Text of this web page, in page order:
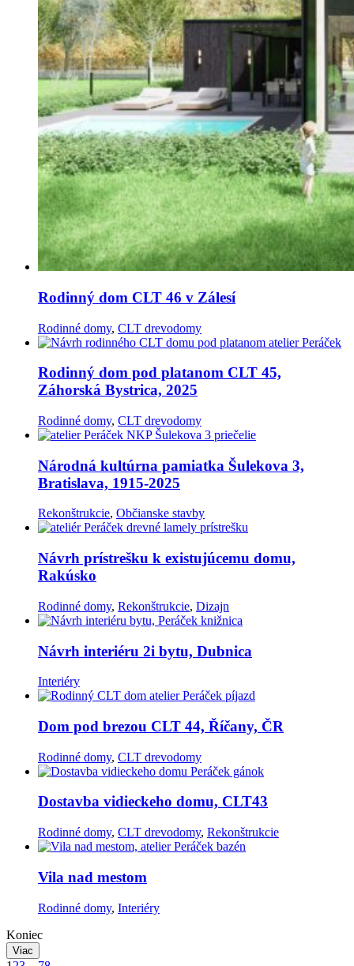
Rodinný dom CLT 46 v Zálesí
Rodinné domy, CLT drevodomy
Rodinný dom pod platanom CLT 45,
Záhorská Bystrica, 2025
Rodinné domy, CLT drevodomy
Národná kultúrna pamiatka Šulekova 3,
Bratislava, 1915-2025
Rekonštrukcie, Občianske stavby
Návrh prístrešku k existujúcemu domu,
Rakúsko
Rodinné domy, Rekonštrukcie, Dizajn
Návrh interiéru 2i bytu, Dubnica
Interiéry
Dom pod brezou CLT 44, Říčany, ČR
Rodinné domy, CLT drevodomy
Dostavba vidieckeho domu, CLT43
Rodinné domy, CLT drevodomy, Rekonštrukcie
Vila nad mestom
Rodinné domy, Interiéry
Koniec
Viac